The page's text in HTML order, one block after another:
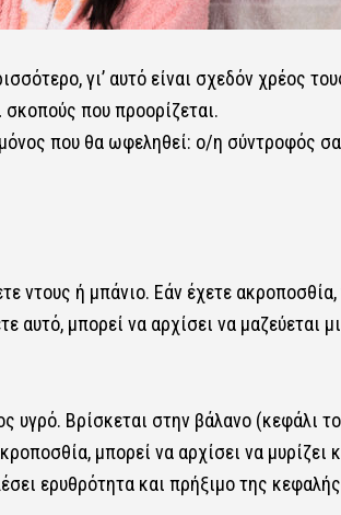
γι’ αυτό είναι σχεδόν χρέος
σκοπούς που προορίζεται.
που θα ωφεληθεί: ο/η σύντροφός
ντους ή μπάνιο. Εάν έχετε
μπορεί να αρχίσει να μαζεύεται
υγρό. Βρίσκεται στην βάλανο (κεφάλι
μπορεί να αρχίσει να μυρίζει
ερυθρότητα και πρήξιμο της